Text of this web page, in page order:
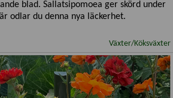
blad. Sallatsipomoea ger skörd under
odlar du denna nya läckerhet.
Växter/Köksväxter